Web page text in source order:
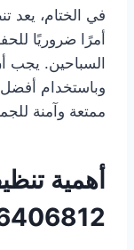
في الختام، يعد
أمرًا ضروريًا
السباحين. يجب
وباستخدام
ممتعة وآمنة
أهمية